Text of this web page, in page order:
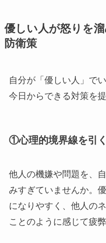
優しい人が怒りを
防衛策
自分が「優しい人」で
今日からできる対策を提
①心理的境界線を引く
他人の機嫌や問題を、
みすぎていませんか。
になりやすく、他人の
ことのように感じて疲